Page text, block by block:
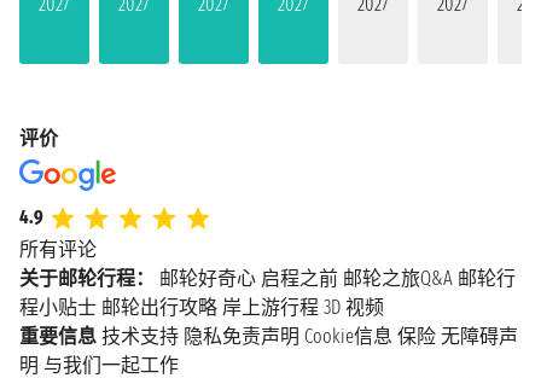
评价
4.9
所有评论
关于邮轮行程：
邮轮好奇心 启程之前 邮轮之旅Q&A 邮轮行
程小贴士 邮轮出行攻略 岸上游行程 3D 视频
重要信息 技术支持 隐私免责声明 Cookie信息 保险 无障碍声
明 与我们一起工作